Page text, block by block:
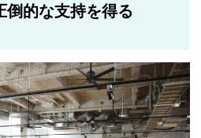
倒的な支持を得る